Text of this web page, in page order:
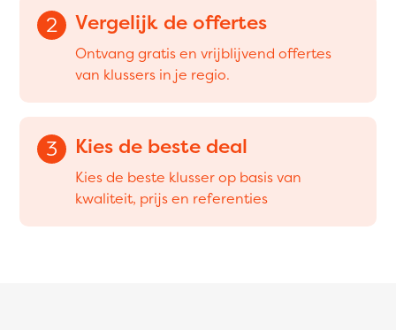
2 Vergelijk de offertes
Ontvang gratis en vrijblijvend offertes
van klussers in je regio.
3 Kies de beste deal
Kies de beste klusser op basis van
kwaliteit, prijs en referenties